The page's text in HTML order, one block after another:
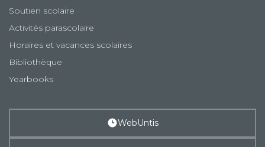
Soutien scolaire
Activités parascolaire
Horaires et vacances scolaires
Bibliothèque
Yearbooks
WebUntis